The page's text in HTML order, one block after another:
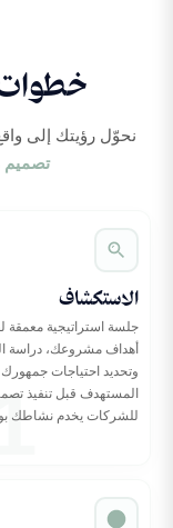
نحوّل رؤيتك إلى
تصميم
الاستكشاف
جلسة استراتيجية معمقة
أهداف مشروعك، دراسة
وتحديد احتياجات جمهورك
المستهدف قبل تنفيذ
للشركات يخدم نشاطك